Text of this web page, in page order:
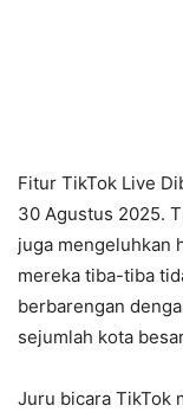
Fitur TikTok Live
30 Agustus 2025.
juga mengeluhkan
mereka tiba-tiba
berbarengan
sejumlah kota
Juru bicara TikTok